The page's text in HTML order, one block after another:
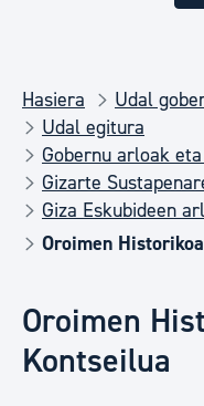
Hasiera
Udal
Udal egitura
Gobernu arloak
Gizarte
Giza Eskubideen
Oroimen
Oroimen
Kontseilua